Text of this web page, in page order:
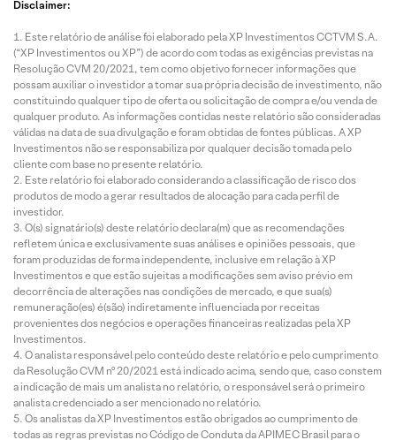
Disclaimer:
Este relatório de análise foi elaborado pela XP Investimentos CCTVM S.A.
(“XP Investimentos ou XP”) de acordo com todas as exigências previstas na
Resolução CVM 20/2021, tem como objetivo fornecer informações que
possam auxiliar o investidor a tomar sua própria decisão de investimento, não
constituindo qualquer tipo de oferta ou solicitação de compra e/ou venda de
qualquer produto. As informações contidas neste relatório são consideradas
válidas na data de sua divulgação e foram obtidas de fontes públicas. A XP
Investimentos não se responsabiliza por qualquer decisão tomada pelo
cliente com base no presente relatório.
Este relatório foi elaborado considerando a classificação de risco dos
produtos de modo a gerar resultados de alocação para cada perfil de
investidor.
O(s) signatário(s) deste relatório declara(m) que as recomendações
refletem única e exclusivamente suas análises e opiniões pessoais, que
foram produzidas de forma independente, inclusive em relação à XP
Investimentos e que estão sujeitas a modificações sem aviso prévio em
decorrência de alterações nas condições de mercado, e que sua(s)
remuneração(es) é(são) indiretamente influenciada por receitas
provenientes dos negócios e operações financeiras realizadas pela XP
Investimentos.
O analista responsável pelo conteúdo deste relatório e pelo cumprimento
da Resolução CVM nº 20/2021 está indicado acima, sendo que, caso constem
a indicação de mais um analista no relatório, o responsável será o primeiro
analista credenciado a ser mencionado no relatório.
Os analistas da XP Investimentos estão obrigados ao cumprimento de
todas as regras previstas no Código de Conduta da APIMEC Brasil para o